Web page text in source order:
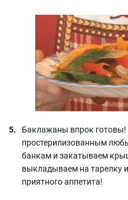
Баклажаны впрок
простерилизованным
банкам и закатываем
выкладываем на тарелку
приятного аппетита!